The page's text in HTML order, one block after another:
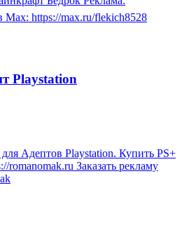
https://max.ru/flekich8528
Playstation
Адептов Playstation. Купить PS+
romanomak.ru Заказать рекламу